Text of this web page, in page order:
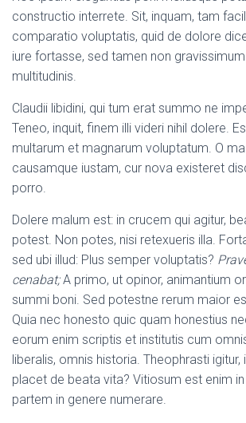
constructio interrete. Sit, inquam, tam
comparatio voluptatis, quid de dolore
iure fortasse, sed tamen non
multitudinis.
Claudii libidini, qui tum erat summo ne
Teneo, inquit, finem illi videri nihil dolere.
multarum et magnarum voluptatum. O
causamque iustam, cur nova existeret
porro.
Dolere malum est: in crucem qui agitur,
potest. Non potes, nisi retexueris illa.
sed ubi illud: Plus semper voluptatis?
cenabat;A primo, ut opinor, animantium
summi boni. Sed potestne rerum maior
Quia nec honesto quic quam honestius
eorum enim scriptis et institutis cum
liberalis, omnis historia. Theophrasti igitur,
placet de beata vita? Vitiosum est enim
partem in genere numerare.